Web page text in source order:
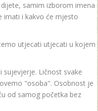
samim izborom imena
imati i kakvo će mjesto
utjecati utjecati u kojem
Ličnost svake
"osoba". Osobnost je
od samog početka bez